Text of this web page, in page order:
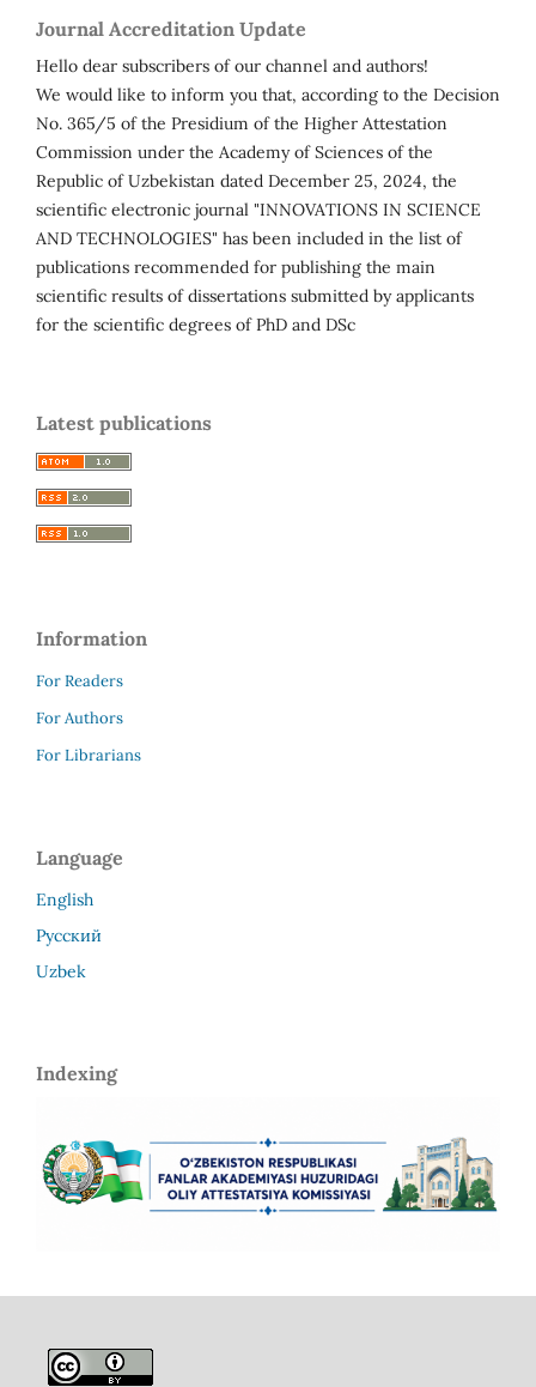
Journal Accreditation Update
Hello dear subscribers of our channel and authors!
We would like to inform you that, according to the Decision
No. 365/5 of the Presidium of the Higher Attestation
Commission under the Academy of Sciences of the
Republic of Uzbekistan dated December 25, 2024, the
scientific electronic journal "INNOVATIONS IN SCIENCE
AND TECHNOLOGIES" has been included in the list of
publications recommended for publishing the main
scientific results of dissertations submitted by applicants
for the scientific degrees of PhD and DSc
Latest publications
Information
For Readers
For Authors
For Librarians
Language
English
Русский
Uzbek
Indexing